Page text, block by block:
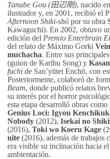
Tanabe Gou (田辺剛), nacido
ilustrador y, en 2001, recibió el
Afternoon Shiki-shō por su obra
Kawaguchi). En 2002, obtuvo
edición del Premio Enterbrain
del relato de Máximo Gorki
muchacha. Entre sus
(guion de Karibu Song) y
fuchi de San’yūtei Enchō, con
Posteriormente, colaboró de
Beam, donde publicó relatos
su interés por el horror
esta etapa desarrolló obras como
Genius Loci: Igyou
Nobody (2012), Isekai no
(2016), Toki wo Koeru Kage
nite (2016), además de trabajos
era visible su inclinación hacia
ambientación.